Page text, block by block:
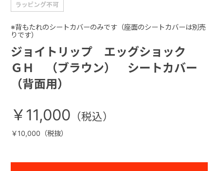
ジョイトリップ エッグショック
ＧＨ （ブラウン） シートカバー
（背面用）
※背もたれのシートカバーのみです（座面のシートカバーは別売
りです）
￥11,000
￥10,000（税抜）